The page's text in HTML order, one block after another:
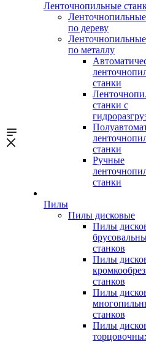
Ленточнопильные
по дереву
по металлу
станки
станки с
станки
Ручные
станки
Пилы
Пилы дисковые
Пилы
станков
Пилы
станков
Пилы
станков
Пилы